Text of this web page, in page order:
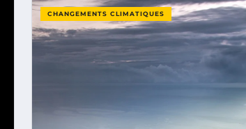
CHANGEMENTS CLIMATIQUES